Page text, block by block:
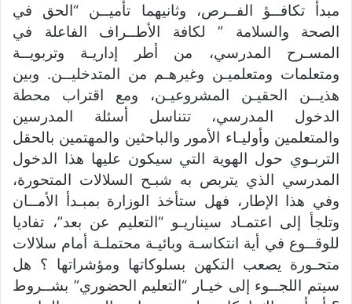
مبدأ تكافــؤ الفــرص، وثانيهما تأميــن “الحق في
الصحة والسلامة ” لكافة الأطــراف الفاعلة في
المسـرح المدرسي، من أطر إداريـة وتربويــة
ومتعلمات ومتعلميـن وغيرهـم من المتدخليــن. وبين
هذيــن الحقيـن المشروعيـن، ومع اقتراب محطة
الدخول المدرسي، تتناسل أسئلة المدرسين
والمتعلمين وأوليـاء الأمور والباحثين والمهتمين بالحقل
التربـوي حول الهوية التي سيكون عليها هذا الدخول
المدرسي الذي يتربص به شبـح السلالات المتحورة،
وفي هذا الإطار، فهل ستأخذ الوزارة بمبـدأ الأمــان
وتلجأ إلى اعتمـاد سيناريـو “التعليم عن بعد”، تفاديا
للوقــوع في أية انتكاسـة وبائيـة محتملـة أمام سلالات
متحـورة يصعب التكهن بسلوكاتها ومؤشراتها ؟ هل
سيتم اللجــوء إلى خيـار “التعليم الحضوري” بشــروط